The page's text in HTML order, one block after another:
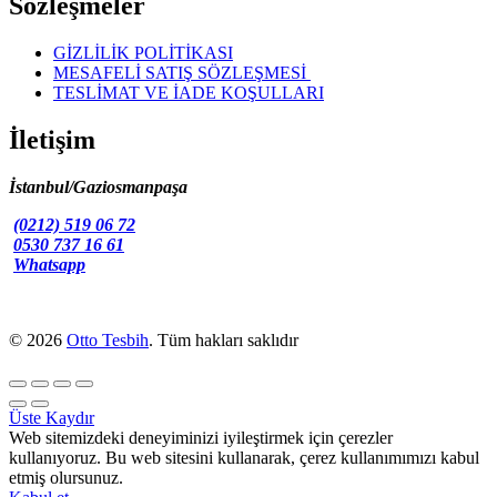
Sözleşmeler
GİZLİLİK POLİTİKASI
MESAFELİ SATIŞ SÖZLEŞMESİ
TESLİMAT VE İADE KOŞULLARI
İletişim
İstanbul/Gaziosmanpaşa
(0212) 519 06 72
0530 737 16 61
Whatsapp
© 2026 Otto Tesbih. Tüm hakları saklıdır
Üste Kaydır
Web sitemizdeki deneyiminizi iyileştirmek için çerezler
kullanıyoruz. Bu web sitesini kullanarak, çerez kullanımımızı kabul
etmiş olursunuz.